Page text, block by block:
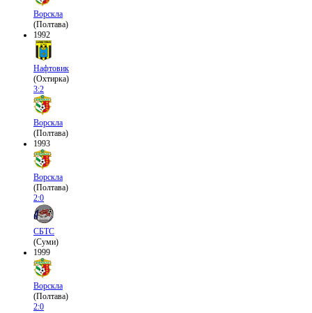
Ворскла
(Полтава)
1992
Нафтовик
(Охтирка)
3:2
Ворскла
(Полтава)
1993
Ворскла
(Полтава)
2:0
СБТС
(Суми)
1999
Ворскла
(Полтава)
2:0